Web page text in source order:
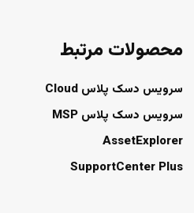
محصولات مرتبط
سرویس دسک پلاس Cloud
سرویس دسک پلاس MSP
AssetExplorer
SupportCenter Plus